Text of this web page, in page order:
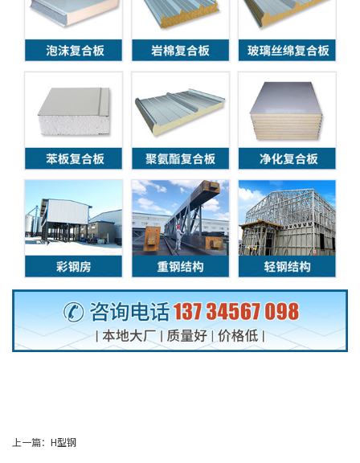
上一篇：H型钢